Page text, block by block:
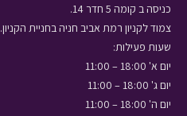
כניסה ב קומה 5 חדר 14.
צמוד לקניון רמת אביב חניה בחניית הקניון.
שעות פעילות:
יום א' 18:00 – 11:00
יום ג' 18:00 – 11:00
יום ה' 18:00 – 11:00